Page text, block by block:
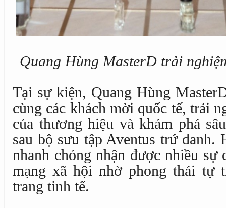
Quang Hùng MasterD trải
Tại sự kiện, Quang Hùng
cùng các khách mời quốc tế, trải
của thương hiệu và khám phá
sau bộ sưu tập Aventus trứ danh.
nhanh chóng nhận được nhiều sự
mạng xã hội nhờ phong thái tự
trang tinh tế.